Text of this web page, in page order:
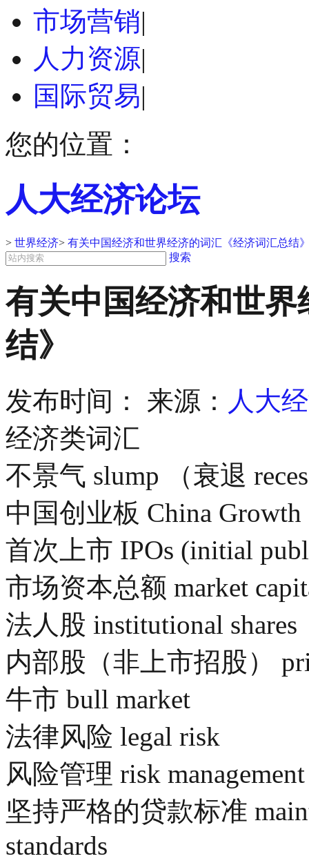
市场营销|
人力资源|
国际贸易|
您的位置：
人大经济论坛
> 世界经济> 有关中国经济和世界经济的词汇《经济词汇总结
搜索
有关中国经济和世
结》
发布时间： 来源： 人大
经济类词汇
不景气 slump （衰退
中国创业板 China Growth
首次上市 IPOs (initial
市场资本总额 market
法人股 institutional shares
内部股（非上市招股）
牛市 bull market
法律风险 legal risk
风险管理 risk management
坚持严格的贷款标准
standards